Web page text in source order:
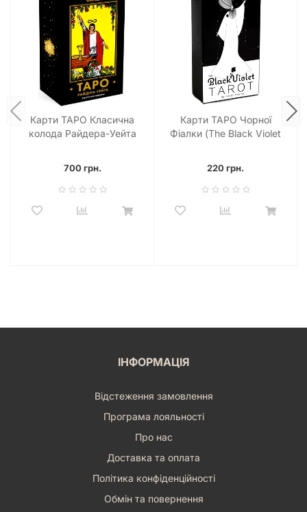
Карти ТАРО Класична
колода Райдера-Уейта
700 грн.
Карти ТАРО Чорної
Фіалки (The Black Violet
220 грн.
ІНФОРМАЦІЯ
Відстеження замовлення
Програма лояльності
Про нас
Доставка та оплата
Політика конфіденційності
Обмін та повернення